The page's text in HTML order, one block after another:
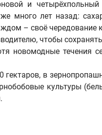
и
много лет назад:
– своё чередование
чтобы
новомодные течения
в
культуры